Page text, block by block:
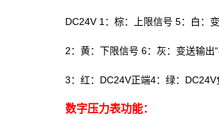
DC24V 1：棕：上限信号 5：白：
2：黄：下限信号 6：灰：变送输出
3：红：DC24V正端4：绿：
数字压力表功能：